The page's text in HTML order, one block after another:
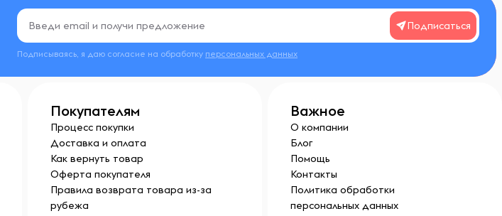
Подписаться
Подписываясь, я даю согласие на обработку персональных данных
Покупателям
Процесс покупки
Доставка и оплата
Как вернуть товар
Оферта покупателя
Правила возврата товара из-за
рубежа
Важное
О компании
Блог
Помощь
Контакты
Политика обработки
персональных данных